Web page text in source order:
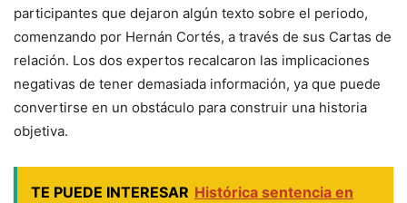
participantes que dejaron algún texto sobre el periodo,
comenzando por Hernán Cortés, a través de sus Cartas de
relación. Los dos expertos recalcaron las implicaciones
negativas de tener demasiada información, ya que puede
convertirse en un obstáculo para construir una historia
objetiva.
TE PUEDE INTERESAR Histórica sentencia en